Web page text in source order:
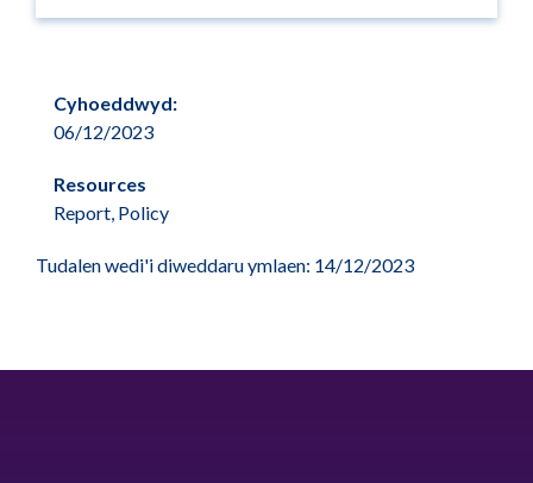
Cyhoeddwyd:
06/12/2023
Resources
Report, Policy
Tudalen wedi'i diweddaru ymlaen: 14/12/2023